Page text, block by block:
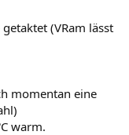
(VRam lässt
momentan eine
warm.